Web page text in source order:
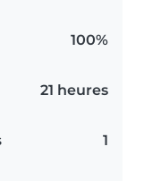
100%
21 heures
1